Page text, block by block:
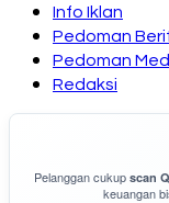
Info Iklan
Pedoman
Pedoman
Redaksi
Pelanggan cukup scan
keuangan